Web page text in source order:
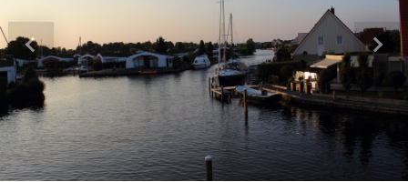
Vorheriger